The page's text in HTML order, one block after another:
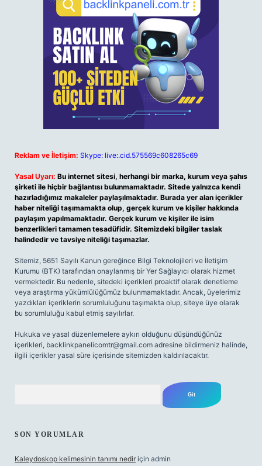
Reklam ve İletişim: Skype: live:.cid.575569c608265c69
Yasal Uyarı: Bu internet sitesi, herhangi bir marka, kurum veya şahıs
şirketi ile hiçbir bağlantısı bulunmamaktadır. Sitede yalnızca kendi
hazırladığımız makaleler paylaşılmaktadır. Burada yer alan içerikler
haber niteliği taşımamakta olup, gerçek kurum ve kişiler hakkında
paylaşım yapılmamaktadır. Gerçek kurum ve kişiler ile isim
benzerlikleri tamamen tesadüfidir. Sitemizdeki bilgiler taslak
halindedir ve tavsiye niteliği taşımazlar.
Sitemiz, 5651 Sayılı Kanun gereğince Bilgi Teknolojileri ve İletişim
Kurumu (BTK) tarafından onaylanmış bir Yer Sağlayıcı olarak hizmet
vermektedir. Bu nedenle, sitedeki içerikleri proaktif olarak denetleme
veya araştırma yükümlülüğümüz bulunmamaktadır. Ancak, üyelerimiz
yazdıkları içeriklerin sorumluluğunu taşımakta olup, siteye üye olarak
bu sorumluluğu kabul etmiş sayılırlar.
Hukuka ve yasal düzenlemelere aykırı olduğunu düşündüğünüz
içerikleri, backlinkpanelicomtr@gmail.com adresine bildirmeniz halinde,
ilgili içerikler yasal süre içerisinde sitemizden kaldırılacaktır.
SON YORUMLAR
Kaleydoskop kelimesinin tanımı nedir için admin